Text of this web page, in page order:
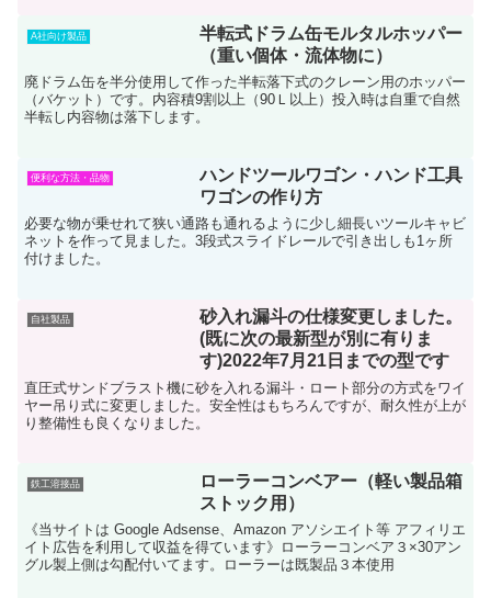
A社向け製品
半転式ドラム缶モルタルホッパー
（重い個体・流体物に）
廃ドラム缶を半分使用して作った半転落下式のクレーン用のホッパー
（バケット）です。内容積9割以上（90Ｌ以上）投入時は自重で自然
半転し内容物は落下します。
便利な方法・品物
ハンドツールワゴン・ハンド工具
ワゴンの作り方
必要な物が乗せれて狭い通路も通れるように少し細長いツールキャビ
ネットを作って見ました。3段式スライドレールで引き出しも1ヶ所
付けました。
自社製品
砂入れ漏斗の仕様変更しました。
(既に次の最新型が別に有りま
す)2022年7月21日までの型です
直圧式サンドブラスト機に砂を入れる漏斗・ロート部分の方式をワイ
ヤー吊り式に変更しました。安全性はもちろんですが、耐久性が上が
り整備性も良くなりました。
鉄工溶接品
ローラーコンベアー（軽い製品箱
ストック用）
《当サイトは Google Adsense、Amazon アソシエイト等 アフィリエ
イト広告を利用して収益を得ています》ローラーコンベア３×30アン
グル製上側は勾配付いてます。ローラーは既製品３本使用